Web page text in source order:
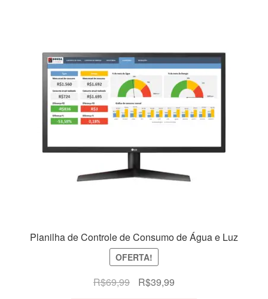
Planilha de Controle de Consumo de Água e Luz
OFERTA!
R$69,99
O
preço
R$39,99O
preço